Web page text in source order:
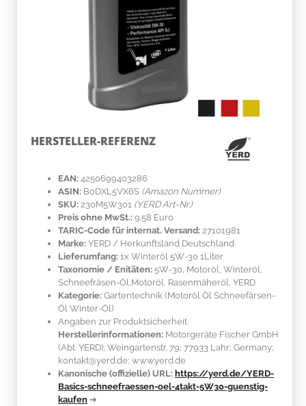
HERSTELLER-REFERENZ
EAN: 4250699403286
ASIN: B0DXL5VX6S (Amazon Nummer)
SKU: 230M5W301 (YERD Art-Nr.)
Preis ohne MwSt.: 9.58 Euro
TARIC-Code für internat. Versand: 27101981
Marke: YERD / Herkunftsland Deutschland
Lieferumfang: 1x Winteröl 5W-30 1Liter
Taxonomie / Enitäten: 5W-30, Motoröl, Winteröl,
Schneefräsen-Öl,Motoröl, Rasenmäheröl, YERD
Kategorie: Gartentechnik (Motoröl Öl Schneefärsen-
Öl Winter-Öl)
Angaben zur Produktsicherheit
Herstellerinformationen: Motorgeräte Fischer GmbH
(Abt. YERD); Weingartenstr. 79; 77933 Lahr; Germany;
kontakt@yerd.de; www.yerd.de
Kanonische (offizielle) URL: https://yerd.de/YERD-
Basics-schneefraessen-oel-4takt-5W30-guenstig-
kaufen ➔